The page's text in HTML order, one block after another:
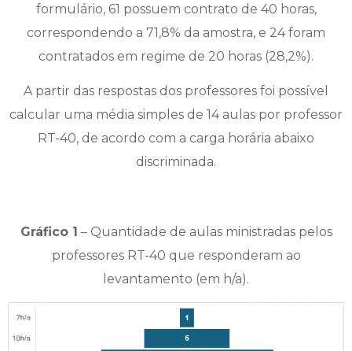
formulário, 61 possuem contrato de 40 horas,
correspondendo a 71,8% da amostra, e 24 foram
contratados em regime de 20 horas (28,2%).
A partir das respostas dos professores foi possível
calcular uma média simples de 14 aulas por professor
RT-40, de acordo com a carga horária abaixo
discriminada.
Gráfico 1 – Quantidade de aulas ministradas pelos
professores RT-40 que responderam ao
levantamento (em h/a).